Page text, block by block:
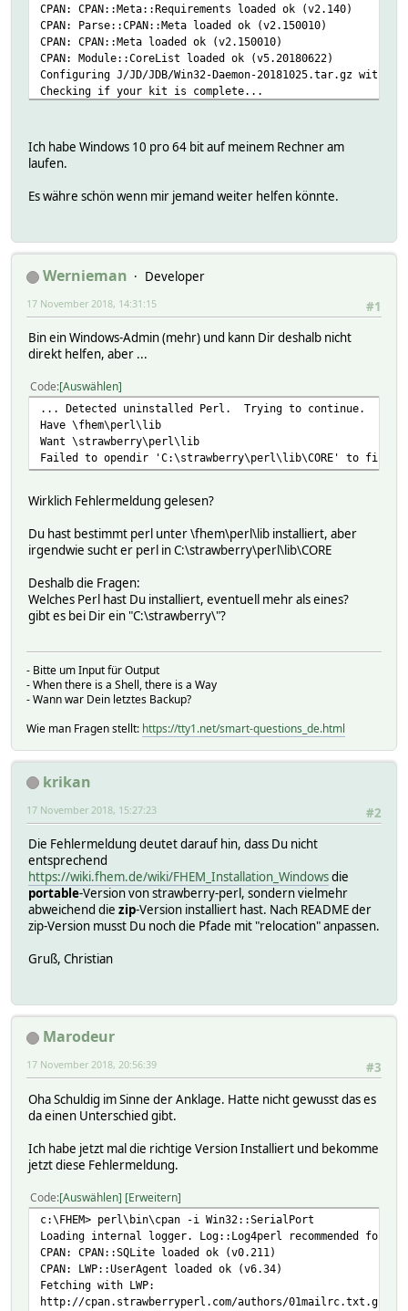
CPAN: CPAN::Meta::Requirements loaded ok (v2.140)
CPAN: Parse::CPAN::Meta loaded ok (v2.150010)
CPAN: CPAN::Meta loaded ok (v2.150010)
CPAN: Module::CoreList loaded ok (v5.20180622)
Configuring J/JD/JDB/Win32-Daemon-20181025.tar.gz with
Checking if your kit is complete...
Have \fhem\perl\lib
Want \strawberry\perl\lib
Warning: No success on command[C:\fhem\perl\bin\perl.exe
JDB/Win32-Daemon-20181025.tar.gz
Ich habe Windows 10 pro 64 bit auf meinem Rechner am
laufen.
Es währe schön wenn mir jemand weiter helfen könnte.
Wernieman
Developer
#1
17 November 2018, 14:31:15
Bin ein Windows-Admin (mehr) und kann Dir deshalb nicht
direkt helfen, aber ...
Code Auswählen
... Detected uninstalled Perl. Trying to continue.
Have \fhem\perl\lib
Want \strawberry\perl\lib
Failed to opendir 'C:\strawberry\perl\lib\CORE' to find
Wirklich Fehlermeldung gelesen?
Du hast bestimmt perl unter \fhem\perl\lib installiert, aber
irgendwie sucht er perl in C:\strawberry\perl\lib\CORE
Deshalb die Fragen:
Welches Perl hast Du installiert, eventuell mehr als eines?
gibt es bei Dir ein "C:\strawberry\"?
- Bitte um Input für Output
- When there is a Shell, there is a Way
- Wann war Dein letztes Backup?
Wie man Fragen stellt: https://tty1.net/smart-questions_de.html
krikan
#2
17 November 2018, 15:27:23
Die Fehlermeldung deutet darauf hin, dass Du nicht
entsprechend
https://wiki.fhem.de/wiki/FHEM_Installation_Windowsdie
portable-Version von strawberry-perl, sondern vielmehr
abweichend die zip-Version installiert hast. Nach README der
zip-Version musst Du noch die Pfade mit "relocation" anpassen.
Gruß, Christian
Marodeur
#3
17 November 2018, 20:56:39
Oha Schuldig im Sinne der Anklage. Hatte nicht gewusst das es
da einen Unterschied gibt.
Ich habe jetzt mal die richtige Version Installiert und bekomme
jetzt diese Fehlermeldung.
Code Auswählen Erweitern
c:\FHEM> perl\bin\cpan -i Win32::SerialPort
Loading internal logger. Log::Log4perl recommended for
CPAN: CPAN::SQLite loaded ok (v0.211)
CPAN: LWP::UserAgent loaded ok (v6.34)
Fetching with LWP:
http://cpan.strawberryperl.com/authors/01mailrc.txt.gz